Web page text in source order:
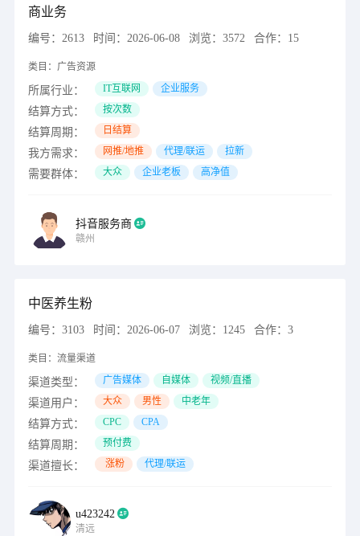
商业务
编号： 2613 时间： 2026-06-08 浏览： 3572 合作： 15
类目： 广告资源
所属行业： IT互联网 企业服务
结算方式： 按次数
结算周期： 日结算
我方需求： 网推/地推 代理/联运 拉新
需要群体： 大众 企业老板 高净值
抖音服务商
赣州
中医养生粉
编号： 3103 时间： 2026-06-07 浏览： 1245 合作： 3
类目： 流量渠道
渠道类型： 广告媒体 自媒体 视频/直播
渠道用户： 大众 男性 中老年
结算方式： CPC CPA
结算周期： 预付费
渠道擅长： 涨粉 代理/联运
u423242
清远